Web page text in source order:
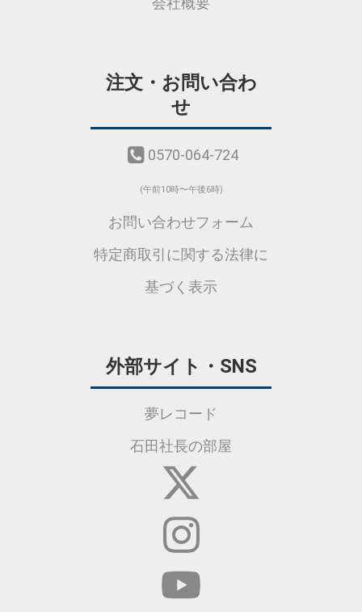
注文・お問い合わ
せ
0570-064-724
(午前10時〜午後6時)
お問い合わせフォーム
特定商取引に関する法律に
基づく表示
外部サイト・SNS
夢レコード
石田社長の部屋